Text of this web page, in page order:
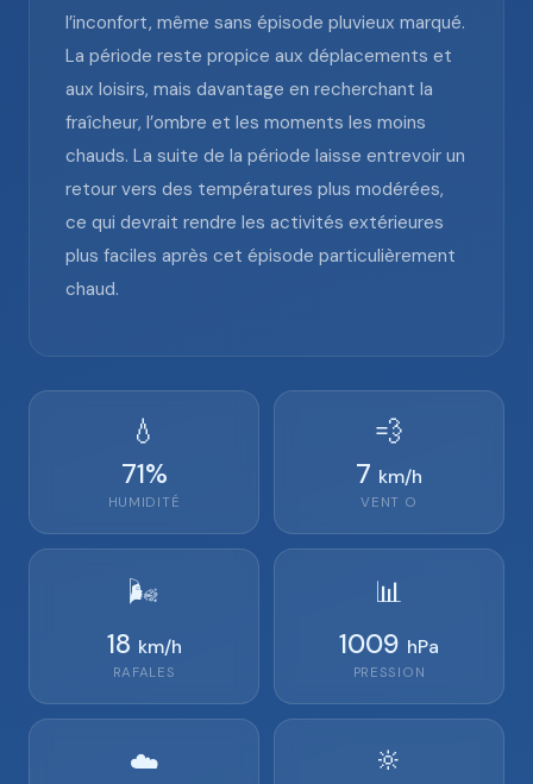
l’inconfort, même sans épisode pluvieux marqué.
La période reste propice aux déplacements et
aux loisirs, mais davantage en recherchant la
fraîcheur, l’ombre et les moments les moins
chauds. La suite de la période laisse entrevoir un
retour vers des températures plus modérées,
ce qui devrait rendre les activités extérieures
plus faciles après cet épisode particulièrement
chaud.
💧
71%
HUMIDITÉ
💨
7 km/h
VENT O
🌬️
18 km/h
RAFALES
📊
1009 hPa
PRESSION
☁️ 🔆